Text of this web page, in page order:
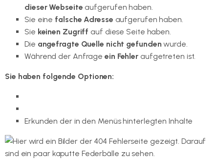
dieser Webseite aufgerufen haben.
Sie eine falsche Adresse aufgerufen haben.
Sie keinen Zugriff auf diese Seite haben.
Die angefragte Quelle nicht gefunden wurde.
Während der Anfrage ein Fehler aufgetreten ist.
Sie haben folgende Optionen:
Erkunden der in den Menüs hinterlegten Inhalte